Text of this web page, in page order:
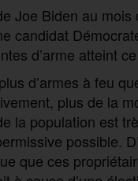
Joe Biden au
candidat
d’arme atteint
d’armes à feu
plus de la
la population est
possible.
que ces